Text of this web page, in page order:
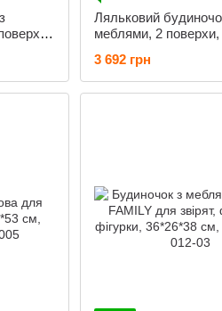
Ляльковий
меблями, 2 поверхи,
3 692 грн